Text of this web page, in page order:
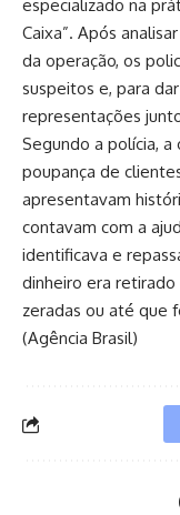
especializado na
Caixa”. Após
da operação, os
suspeitos e, para
representações
Segundo a polícia,
poupança de
apresentavam
contavam com a
identificava e
dinheiro era
zeradas ou até que
(Agência Brasil)